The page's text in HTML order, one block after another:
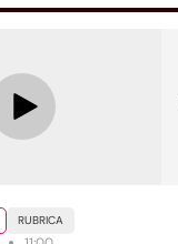
RUBRICA